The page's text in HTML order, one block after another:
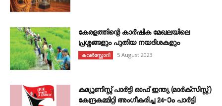
കേരളത്തിന്റെ കാർഷിക മേഖലയിലെ
പ്രശ്നങ്ങളും പുതിയ നയദിശകളും
കവര്‍സ്റ്റോറി 5 August 2023
കമ്യൂണിസ്റ്റ് പാർട്ടി ഓഫ് ഇന്ത്യ (മാർക്സിസ്റ്റ്)
കേന്ദ്രകമ്മിറ്റി അംഗീകരിച്ച 24‐ാം പാർട്ടി